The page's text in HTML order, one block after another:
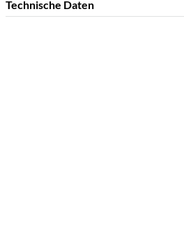
Technische Daten